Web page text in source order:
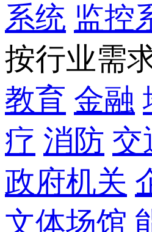
系统 监控
按行业需
教育 金融
疗 消防 交
政府机关
文体场馆